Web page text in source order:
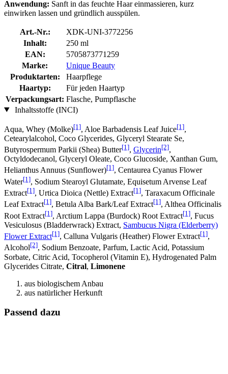
Anwendung: Sanft in das feuchte Haar einmassieren, kurz
einwirken lassen und gründlich ausspülen.
Art.-Nr.:
XDK-UNI-3772256
Inhalt:
250 ml
EAN:
5705873771259
Marke:
Unique Beauty
Produktarten:
Haarpflege
Haartyp:
Für jeden Haartyp
Verpackungsart: Flasche, Pumpflasche
Inhaltsstoffe (INCI)
Aqua, Whey (Molke)[1], Aloe Barbadensis Leaf Juice[1],
Cetearylalcohol, Coco Glycerides, Glyceryl Stearate Se,
Butyrospermum Parkii (Shea) Butter[1], Glycerin[2],
Octyldodecanol, Glyceryl Oleate, Coco Glucoside, Xanthan Gum,
Helianthus Annuus (Sunflower)[1], Centaurea Cyanus Flower
Water[1], Sodium Stearoyl Glutamate, Equisetum Arvense Leaf
Extract[1], Urtica Dioica (Nettle) Extract[1], Taraxacum Officinale
Leaf Extract[1], Betula Alba Bark/Leaf Extract[1], Althea Officinalis
Root Extract[1], Arctium Lappa (Burdock) Root Extract[1], Fucus
Vesiculosus (Bladderwrack) Extract, Sambucus Nigra (Elderberry)
Flower Extract[1], Calluna Vulgaris (Heather) Flower Extract[1],
Alcohol[2], Sodium Benzoate, Parfum, Lactic Acid, Potassium
Sorbate, Citric Acid, Tocopherol (Vitamin E), Hydrogenated Palm
Glycerides Citrate, Citral, Limonene
aus biologischem Anbau
aus natürlicher Herkunft
Passend dazu